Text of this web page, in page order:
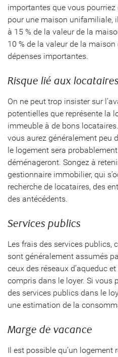
importantes que vous pourriez
pour une maison unifamiliale,
à 15 % de la valeur de la
10 % de la valeur de la
dépenses importantes.
Risque lié aux locataires
On ne peut trop insister sur
potentielles que représente la
immeuble à de bons
vous aurez généralement peu
le logement sera
déménageront. Songez à
gestionnaire immobilier, qui
recherche de locataires, des
des antécédents.
Services publics
Les frais des services publics,
sont généralement assumés
ceux des réseaux d’aqueduc
compris dans le loyer. Si vous
des services publics dans le
une estimation de la
Marge de vacance
Il est possible qu’un logement